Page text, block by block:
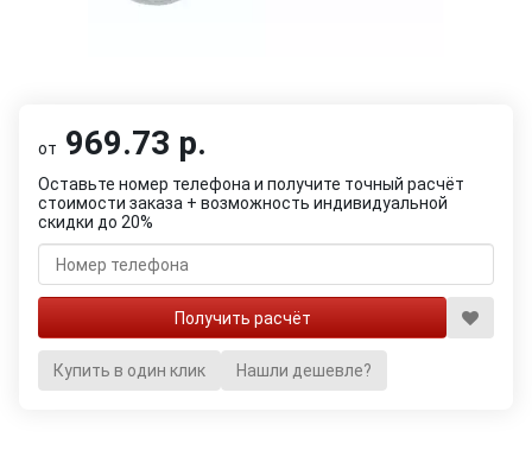
от 969.73 р.
Оставьте номер телефона и получите точный расчёт
стоимости заказа + возможность индивидуальной
скидки до 20%
Купить в один клик Нашли дешевле?